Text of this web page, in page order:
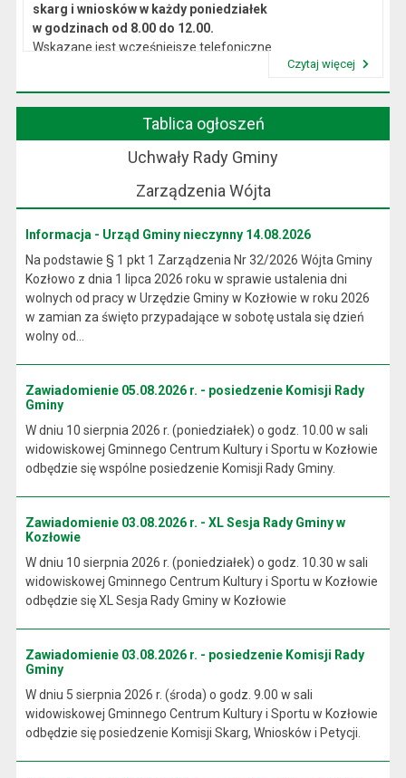
skarg i wniosków w każdy poniedziałek
w godzinach od 8.00 do 12.00.
Wskazane jest wcześniejsze telefoniczne
Czytaj więcej
Tablica ogłoszeń
Uchwały Rady Gminy
Zarządzenia Wójta
Informacja - Urząd Gminy nieczynny 14.08.2026
Na podstawie § 1 pkt 1 Zarządzenia Nr 32/2026 Wójta Gminy
Kozłowo z dnia 1 lipca 2026 roku w sprawie ustalenia dni
wolnych od pracy w Urzędzie Gminy w Kozłowie w roku 2026
w zamian za święto przypadające w sobotę ustala się dzień
wolny od...
Zawiadomienie 05.08.2026 r. - posiedzenie Komisji Rady
Gminy
W dniu 10 sierpnia 2026 r. (poniedziałek) o godz. 10.00 w sali
widowiskowej Gminnego Centrum Kultury i Sportu w Kozłowie
odbędzie się wspólne posiedzenie Komisji Rady Gminy.
Zawiadomienie 03.08.2026 r. - XL Sesja Rady Gminy w
Kozłowie
W dniu 10 sierpnia 2026 r. (poniedziałek) o godz. 10.30 w sali
widowiskowej Gminnego Centrum Kultury i Sportu w Kozłowie
odbędzie się XL Sesja Rady Gminy w Kozłowie
Zawiadomienie 03.08.2026 r. - posiedzenie Komisji Rady
Gminy
W dniu 5 sierpnia 2026 r. (środa) o godz. 9.00 w sali
widowiskowej Gminnego Centrum Kultury i Sportu w Kozłowie
odbędzie się posiedzenie Komisji Skarg, Wniosków i Petycji.